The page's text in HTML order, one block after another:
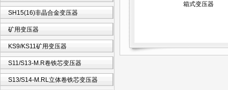
SH15(16)非晶合金变压器
矿用变压器
KS9/KS11矿用变压器
S11/S13-M.R卷铁芯变压器
S13/S14-M.RL立体卷铁芯变压器
箱式变压器